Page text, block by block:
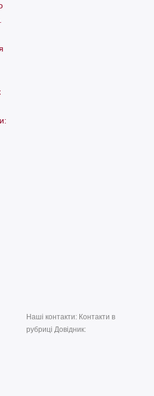
Наші контакти: Контакти в
рубриці Довідник: